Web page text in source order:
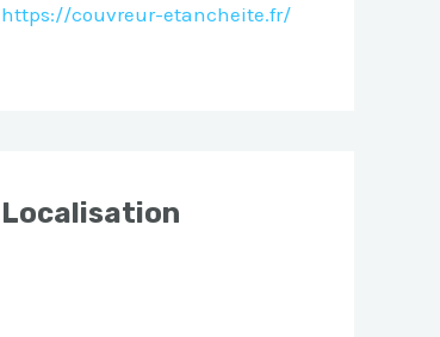
https://couvreur-etancheite.fr/
Localisation